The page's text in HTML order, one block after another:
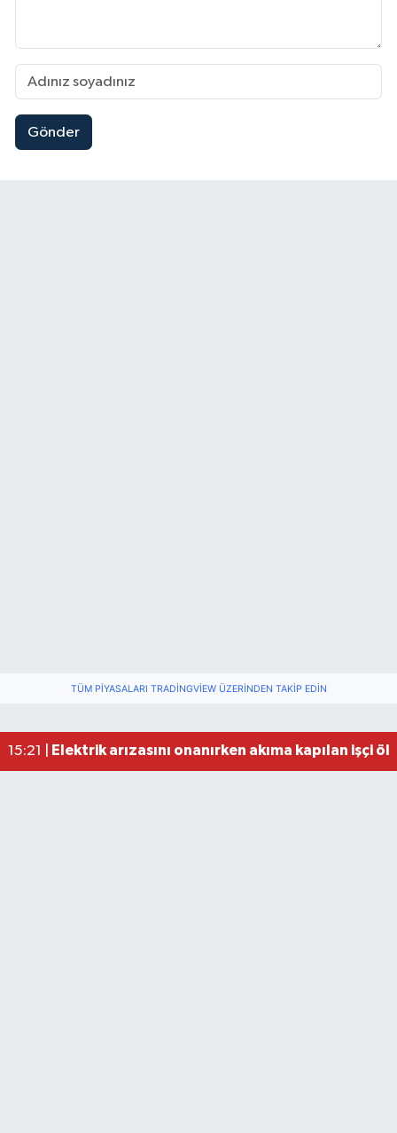
Gönder
TÜM PIYASALARI TRADINGVIEW ÜZERINDEN TAKIP EDIN
15:21 | Elektrik arızasını onanırken akıma kapılan işçi